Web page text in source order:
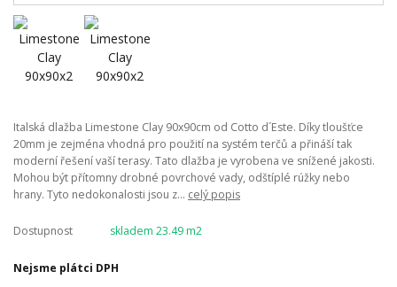
Italská dlažba Limestone Clay 90x90cm od Cotto d´Este. Díky tloušťce
20mm je zejména vhodná pro použití na systém terčů a přináší tak
moderní řešení vaší terasy. Tato dlažba je vyrobena ve snížené jakosti.
Mohou být přítomny drobné povrchové vady, odštíplé rúžky nebo
hrany. Tyto nedokonalosti jsou z... celý popis
Dostupnost skladem 23.49 m2
Nejsme plátci DPH